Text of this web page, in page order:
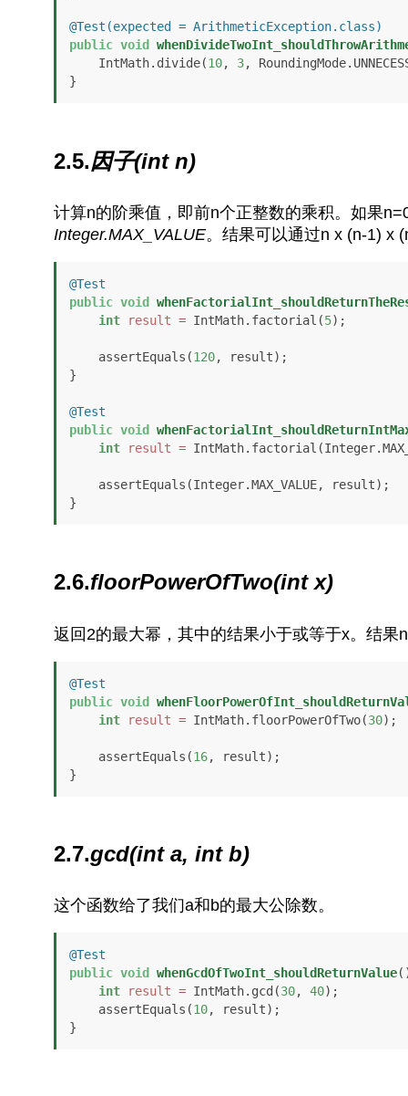
@Test(expected = ArithmeticException.class)
public void
    IntMath.divide(
10, 3,
}
2.5.因子(int n)
计算n的阶乘值，即前n个正整数的乘积。如果
Integer.MAX_VALUE。结果可以通过n x (n-1) x
@Test
public void
int
result = IntMath.factorial(5);
    assertEquals(
120, result);
}
@Test
public void
int
result =
}
2.6.floorPowerOfTwo(int x)
返回2的最大幂，其中的结果小于或等于x。结果
@Test
public void
int
result = IntMath.floorPowerOfTwo(30);
    assertEquals(
16, result);
}
2.7.gcd(int a, int b)
这个函数给了我们a和b的最大公除数。
@Test
public void whenGcdOfTwoInt_shouldReturnValue
int
result = IntMath.gcd(30, 40);
    assertEquals(
10, result);
}